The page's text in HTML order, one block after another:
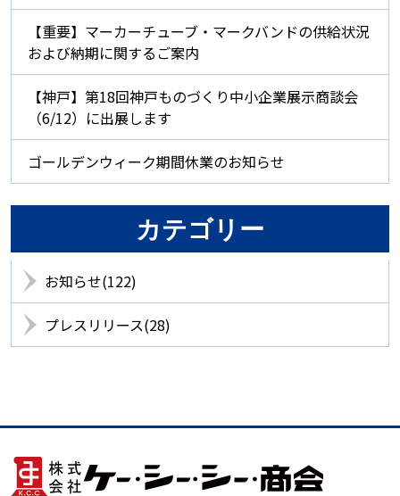
【重要】マーカーチューブ・マークバンドの供給状況
および納期に関するご案内
【神戸】第18回神戸ものづくり中小企業展示商談会
（6/12）に出展します
ゴールデンウィーク期間休業のお知らせ
カテゴリー
お知らせ(122)
プレスリリース(28)